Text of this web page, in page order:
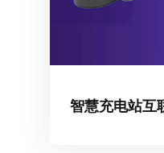
智慧充电站互